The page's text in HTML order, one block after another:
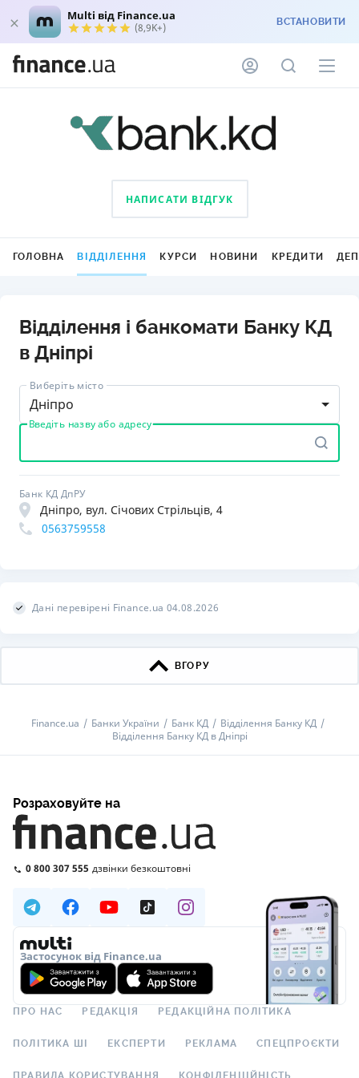
Multi від Finance.ua
(8,9K+) ВСТАНОВИТИ
НАПИСАТИ ВІДГУК
ГОЛОВНА ВІДДІЛЕННЯ КУРСИ НОВИНИ КРЕДИТИ
Відділення і банкомати Банку КД
в Дніпрі
Виберіть місто
Дніпро
Введіть назву або адресу
Банк КД ДпРУ
Дніпро, вул. Січових Стрільців, 4
0563759558
Дані перевірені Finance.ua 04.08.2026
ВГОРУ
Finance.ua Банки України Банк КД
Відділення Банку КД
Відділення Банку КД в Дніпрі
Розраховуйте на
0 800 307 555 дзвінки безкоштовні
Застосунок від Finance.ua
ПРО НАС РЕДАКЦІЯ РЕДАКЦІЙНА ПОЛІТИКА
ПОЛІТИКА ШІ ЕКСПЕРТИ РЕКЛАМА СПЕЦПРОЄКТИ
ПРАВИЛА КОРИСТУВАННЯ КОНФІДЕНЦІЙНІСТЬ